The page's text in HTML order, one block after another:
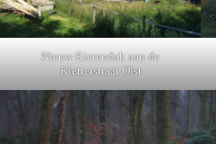
Nieuw Rietendak aan de
Kletterstraat Olst